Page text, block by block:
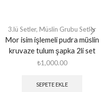
3.lü Setler, Müslin Grubu Setler
Mor isim işlemeli pudra müslin
kruvaze tulum şapka 2li set
₺1,000.00
SEPETE EKLE